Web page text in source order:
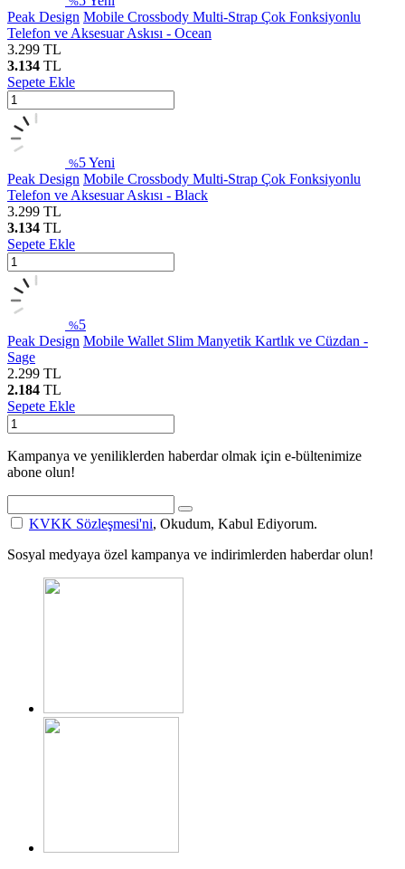
Peak Design Mobile Crossbody Multi-Strap Çok Fonksiyonlu
Telefon ve Aksesuar Askısı - Ocean
3.299 TL
3.134 TL
Sepete Ekle
%5Yeni
Peak Design Mobile Crossbody Multi-Strap Çok Fonksiyonlu
Telefon ve Aksesuar Askısı - Black
3.299 TL
3.134 TL
Sepete Ekle
%5
Peak Design Mobile Wallet Slim Manyetik Kartlık ve Cüzdan -
Sage
2.299 TL
2.184 TL
Sepete Ekle
Kampanya ve yeniliklerden haberdar olmak için e-bültenimize
abone olun!
KVKK Sözleşmesi'ni, Okudum, Kabul Ediyorum.
Sosyal medyaya özel kampanya ve indirimlerden haberdar olun!